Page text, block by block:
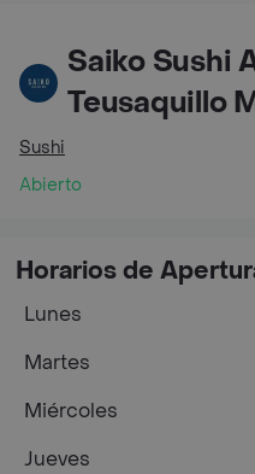
Saiko Sushi
Teusaquillo
Sushi
Abierto
Horarios de
Lunes
Martes
Miércoles
Jueves